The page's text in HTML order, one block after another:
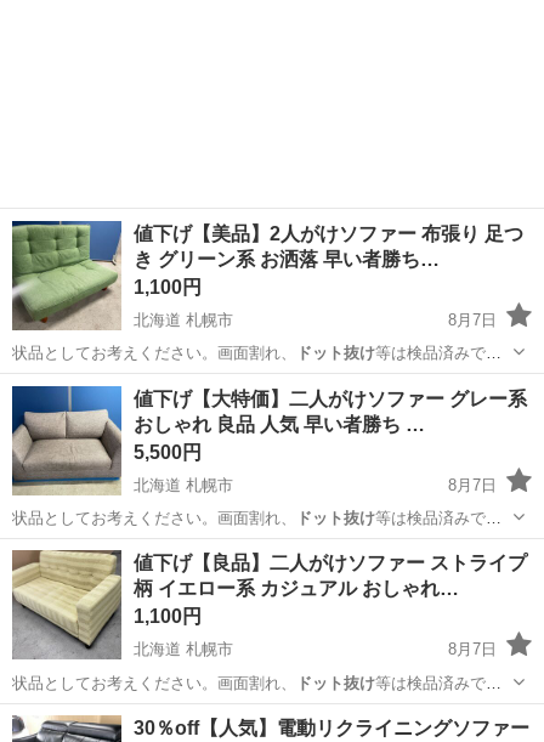
値下げ【美品】2人がけソファー 布張り 足つ
き グリーン系 お洒落 早い者勝ち…
1,100円
北海道 札幌市
8月7日
状品としてお考えください。画面割れ、
ドット抜け等は検品済みで
す。 ※ストーブ・ガ…
北海道 札幌市 ソファ 商品
値下げ【大特価】二人がけソファー グレー系
おしゃれ 良品 人気 早い者勝ち …
5,500円
北海道 札幌市
8月7日
状品としてお考えください。画面割れ、
ドット抜け等は検品済みで
す。 ※ストーブ・ガ…
北海道 札幌市 ソファ 商品
値下げ【良品】二人がけソファー ストライプ
柄 イエロー系 カジュアル おしゃれ…
1,100円
北海道 札幌市
8月7日
状品としてお考えください。画面割れ、
ドット抜け等は検品済みで
す。 ※ストーブ・ガ…
北海道 札幌市 ソファ 良品
30％off【人気】電動リクライニングソファー